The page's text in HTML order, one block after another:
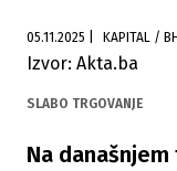
05.11.2025
Izvor: Akta.ba
SLABO TRGOVANJE
Na